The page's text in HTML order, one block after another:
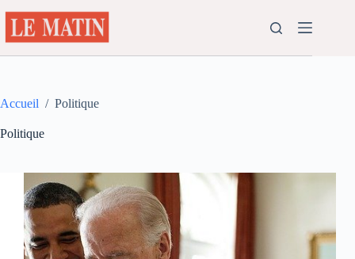
au
contenu
Accueil / Politique
Politique